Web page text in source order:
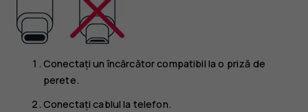
Conectați un încărcător compatibil la o priză de
perete.
Conectați cablul la telefon.